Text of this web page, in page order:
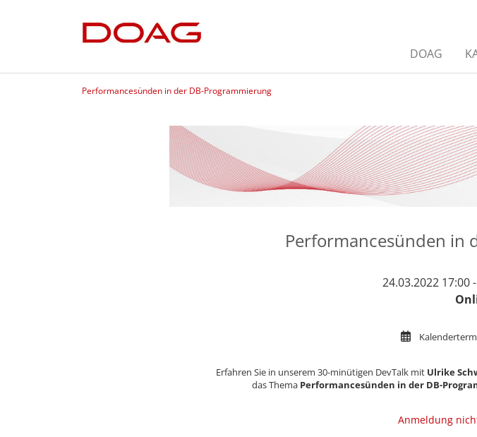
DOAG
Performancesünden in der DB-Programmierung
Performancesünden in
24.03.2022 17:00
Erfahren Sie in unserem 30-minütigen DevTalk mit Ulrike
das Thema Performancesünden in der DB-
Anmeldung